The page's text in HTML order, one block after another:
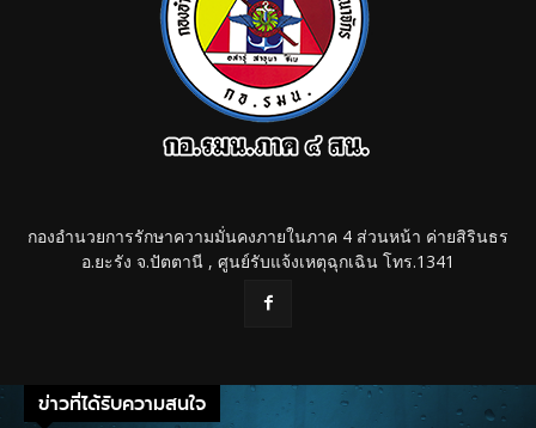
กองอำนวยการรักษาความมั่นคงภายในภาค 4 ส่วนหน้า ค่ายสิรินธร
อ.ยะรัง จ.ปัตตานี , ศูนย์รับแจ้งเหตุฉุกเฉิน โทร.1341
ข่าวที่ได้รับความสนใจ